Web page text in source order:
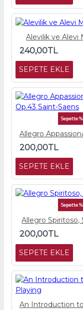
Alevilik ve Alevi
240,00TL
SEPETE EKLE
Sepette
200,00TL
SEPETE EKLE
Sepette
Allegro Spiritoso,
200,00TL
SEPETE EKLE